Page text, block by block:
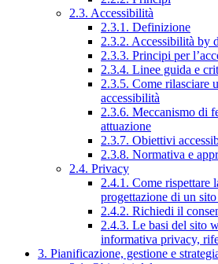
2.3. Accessibilità
2.3.1. Definizione
2.3.2. Accessibilità by
2.3.3. Principi per
2.3.4. Linee guida e
2.3.5. Come rilasciare
accessibilità
2.3.6. Meccanismo di
attuazione
2.3.7. Obiettivi
2.3.8. Normativa e
2.4. Privacy
2.4.1. Come rispettare
progettazione di un
2.4.2. Richiedi il
2.4.3. Le basi del sito
informativa privacy,
3. Pianificazione, gestione e